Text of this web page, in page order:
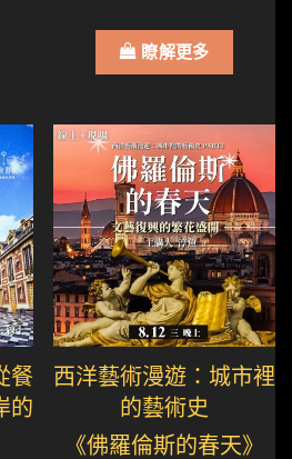
瞭解更多
餐
的
西洋藝術漫遊：城市裡
的藝術史
《佛羅倫斯的春天》